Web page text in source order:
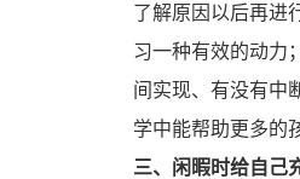
了解原因以后再进
习一种有效的动力
间实现、有没有中
学中能帮助更多的
三、闲暇时给自己